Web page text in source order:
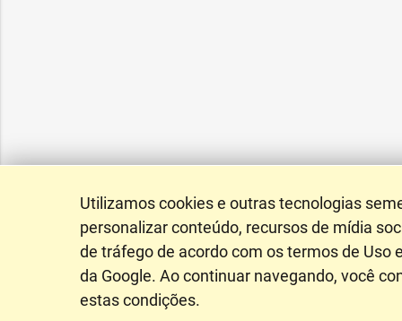
Utilizamos cookies e outras tecnologias
personalizar conteúdo, recursos de mídia
de tráfego de acordo com os termos de Uso
da Google. Ao continuar navegando, você
estas condições.